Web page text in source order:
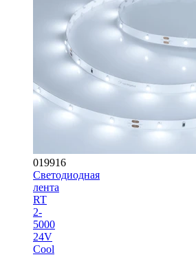
019916
Светодиодная
лента
RT
2-
5000
24V
Cool